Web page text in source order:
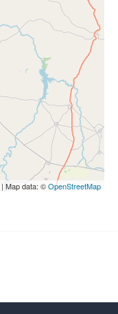
| Map data: ©OpenStreetMap